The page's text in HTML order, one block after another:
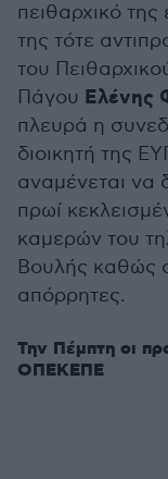
πειθαρχικό
της τότε
του
Πάγου Ελένης
πλευρά η
διοικητή της
αναμένεται να
πρωί
καμερών του
Βουλής καθώς
απόρρητες.
Την Πέμπτη οι
ΟΠΕΚΕΠΕ